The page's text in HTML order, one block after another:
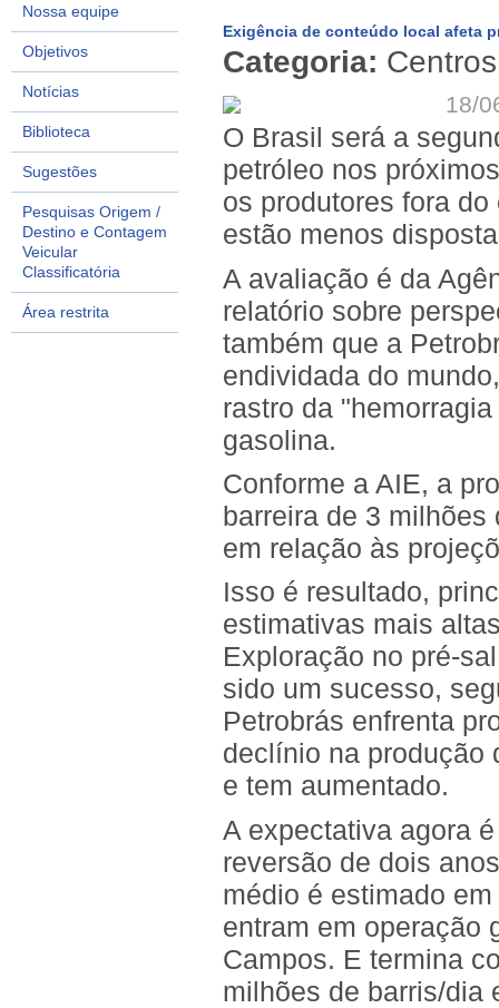
Nossa equipe
Objetivos
Notícias
Biblioteca
Sugestões
Pesquisas Origem /
Destino e Contagem
Veicular
Classificatória
Área restrita
Exigência de conteúdo local afeta
Categoria:
18/
O Brasil será a
petróleo nos
os produtores fora
estão menos
A avaliação é da
relatório sobre
também que a
endividada do
rastro da
gasolina.
Conforme a AIE, a
barreira de 3
em relação às
Isso é resultado,
estimativas mais
Exploração no pré-
sido um sucesso,
Petrobrás enfrenta
declínio na produção
e tem aumentado.
A expectativa agora
reversão de dois
médio é estimado
entram em operação
Campos. E termina
milhões de barris/dia